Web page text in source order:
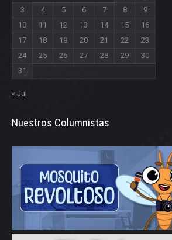
3
4 5 6 7 8
9
10
11 12 13 14 15
16
17
18 19 20 21 22
23
24
25 26 27 28 29
30
31
« Jul
Nuestros Columnistas